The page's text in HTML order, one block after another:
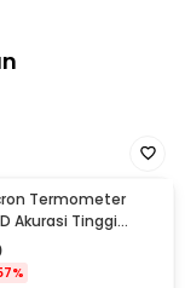
Termometer
Akurasi Tinggi
Ketiak - KT-DT4B